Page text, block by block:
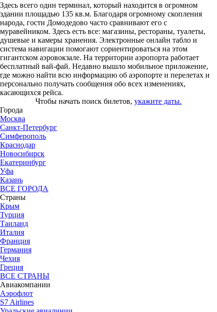
Здесь всего один терминал, который находится в огромном
здании площадью 135 кв.м. Благодаря огромному скопления
народа, гости Домодедово часто сравнивают его с
муравейником. Здесь есть все: магазины, рестораны, туалеты,
душевые и камеры хранения. Электронные онлайн табло и
система навигации помогают сориентироваться на этом
гигантском аэровокзале. На территории аэропорта работает
бесплатный вай-фай. Недавно вышло мобильное приложение,
где можно найти всю информацию об аэропорте и перелетах и
персонально получать сообщения обо всех изменениях,
касающихся рейса.
Чтобы начать поиск билетов, укажите даты.
Города
Москва
Санкт-Петербург
Симферополь
Краснодар
Новосибирск
Екатеринбург
Уфа
Казань
ВСЕ ГОРОДА
Страны
Крым
Турция
Таиланд
Италия
Франция
Германия
Чехия
Греция
ВСЕ СТРАНЫ
Авиакомпании
Аэрофлот
S7 Airlines